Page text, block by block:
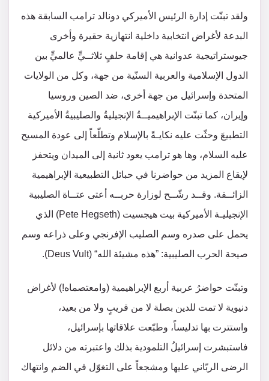
ولقد تبنّت إدارة الرئيس الأميركي دونالد ترامب السابقة هذه
البدعة لأغراض انتخابية داخلية انتهازية حقيرة وأخرى
جيوستراتيجية عدوانية هي إقامة حلفٍ ثلاثــيٍّ عالميٍّ بين
الدول الإسلامية والعربية السنّية من جهة، وكل من الولايات
المتحدة وإسرائيل من جهة أخرى، ضد الصين وروسيا
وإيران، كما تبنّت الإبراهيميــةُ الإنجيليةُ والصليبيةُ الأميركية
التطبيعَ وحثّت عليه نكايـةً بالإسلام وتطلّعاً إلى عودة المسيح
عليه السلام، وها هو ترامب يعود ثانية إلى الميدان ويتحفز
لإيقاع المزيد من حواضرنا في حبائل التطبيعية الإبراهيمية
الزائــفة. وقــد رشّــح لوزارة حربــه أعتى عتــاة الصليبية
الإنجيليـة الأميركية بيت هيجسيت (Pete Hegseth) الذي
يحمل على صدره وسم الصليب الإفرنجي وعلى ذراعه وسم
صيحة الحرب الصليبية: ”هذه مشيئة الله“ (Deus Vult).
وتبنّت حواضرُ عربية أربع الإبراهيمية (وامعتصماه!) لأغراض
دنيوية لا تمت للدين بصلة لا من قريبٍ ولا من بعيد،
واستترت بها تدليساً، وطبّعت علاقاتها بإسرائيل،
فاستبشرت إسرائيلُ التلمودية بذلك واعتبرته من دلائل
الرضى الربّاني عليها ومشجعاً على التغوّل في الضم وانتهاك